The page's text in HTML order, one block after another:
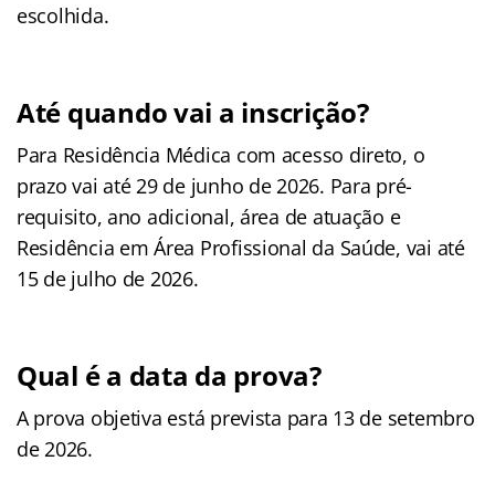
escolhida.
Até quando vai a inscrição?
Para Residência Médica com acesso direto, o
prazo vai até 29 de junho de 2026. Para pré-
requisito, ano adicional, área de atuação e
Residência em Área Profissional da Saúde, vai até
15 de julho de 2026.
Qual é a data da prova?
A prova objetiva está prevista para 13 de setembro
de 2026.